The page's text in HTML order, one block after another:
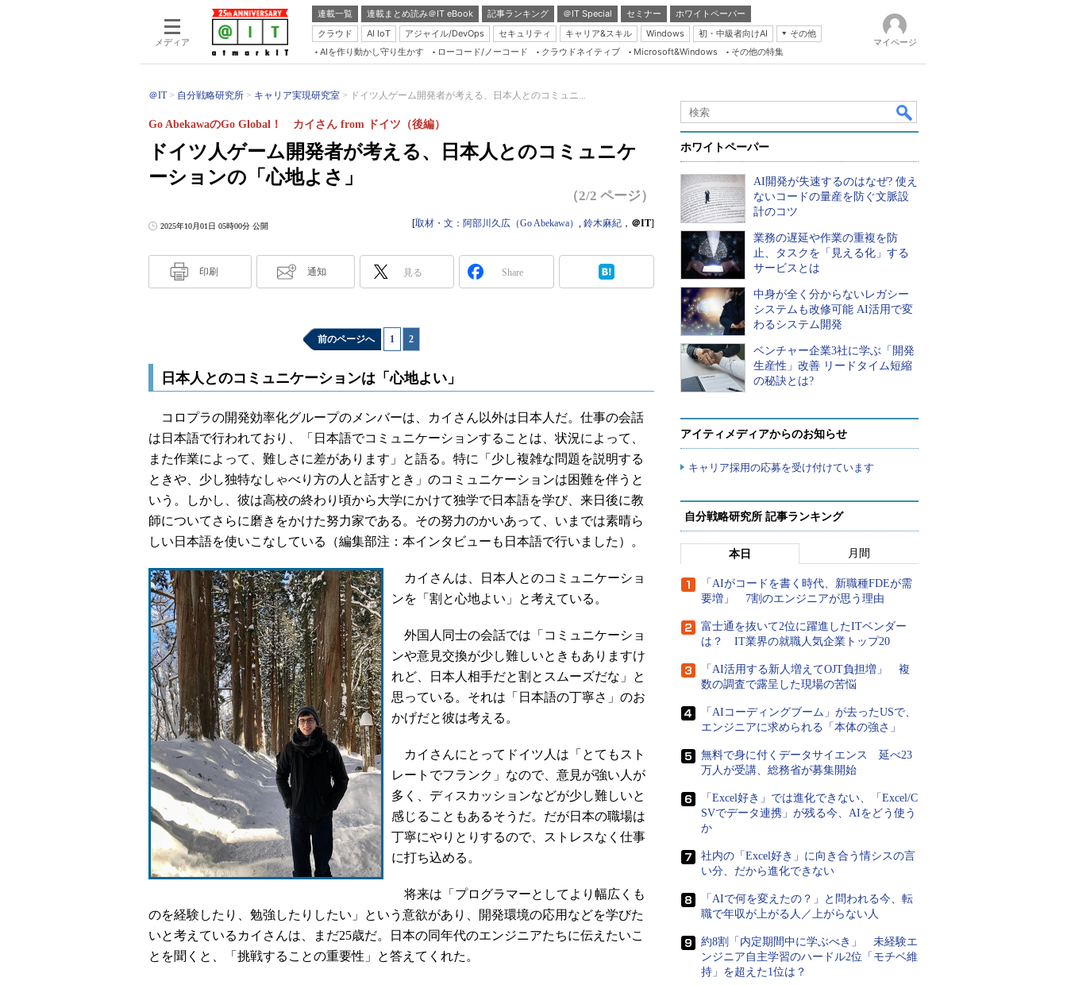
メディア
連載一覧 連載まとめ読み＠IT eBook 記事ランキング ＠IT Special セミナー
ホワイトペーパー
クラウド
AI IoT アジャイル/DevOps セキュリティ キャリア&スキル Windows 初・中級者向けAI
その他
Server & Storage
Java Agile
Database Expert
Master of IP Network
Security & Trust
Test & Tools
AIを作り動かし守り生かす ローコード/ノーコード クラウドネイティブ Microsoft&Windows その他の特集
マイページ
＠IT 自分戦略研究所 キャリア実現研究室 ドイツ人ゲーム開発者が考える、日本人とのコミュニ...
ドイツ人ゲーム開発者が考える、日本人とのコミュニケ
ーションの「心地よさ」
Go AbekawaのGo Global！ カイさん from ドイツ（後編）
（2/2 ページ）
2025年10月01日 05時00分 公開 [取材・文：阿部川久広（Go Abekawa） , 鈴木麻紀 ， ＠IT]
印刷 通知 見る Share
前のページへ 1 2
日本人とのコミュニケーションは「心地よい」
コロプラの開発効率化グループのメンバーは、カイさん以外は日本人だ。仕事の会話
は日本語で行われており、「日本語でコミュニケーションすることは、状況によって、
また作業によって、難しさに差があります」と語る。特に「少し複雑な問題を説明する
ときや、少し独特なしゃべり方の人と話すとき」のコミュニケーションは困難を伴うと
いう。しかし、彼は高校の終わり頃から大学にかけて独学で日本語を学び、来日後に教
師についてさらに磨きをかけた努力家である。その努力のかいあって、いまでは素晴ら
しい日本語を使いこなしている（編集部注：本インタビューも日本語で行いました）。
カイさんは、日本人とのコミュニケーショ
ンを「割と心地よい」と考えている。
外国人同士の会話では「コミュニケーショ
ンや意見交換が少し難しいときもありますけ
れど、日本人相手だと割とスムーズだな」と
思っている。それは「日本語の丁寧さ」のお
かげだと彼は考える。
カイさんにとってドイツ人は「とてもスト
レートでフランク」なので、意見が強い人が
多く、ディスカッションなどが少し難しいと
感じることもあるそうだ。だが日本の職場は
丁寧にやりとりするので、ストレスなく仕事
に打ち込める。
将来は「プログラマーとしてより幅広くも
のを経験したり、勉強したりしたい」という意欲があり、開発環境の応用などを学びた
いと考えているカイさんは、まだ25歳だ。日本の同年代のエンジニアたちに伝えたいこ
とを聞くと、「挑戦することの重要性」と答えてくれた。
ホワイトペーパー
AI開発が失速するのはなぜ? 使え
ないコードの量産を防ぐ文脈設
計のコツ
業務の遅延や作業の重複を防
止、タスクを「見える化」する
サービスとは
中身が全く分からないレガシー
システムも改修可能 AI活用で変
わるシステム開発
ベンチャー企業3社に学ぶ「開発
生産性」改善 リードタイム短縮
の秘訣とは?
アイティメディアからのお知らせ
キャリア採用の応募を受け付けています
自分戦略研究所 記事ランキング
本日 月間
「AIがコードを書く時代、新職種FDEが需
要増」 7割のエンジニアが思う理由
富士通を抜いて2位に躍進したITベンダー
は？ IT業界の就職人気企業トップ20
「AI活用する新人増えてOJT負担増」 複
数の調査で露呈した現場の苦悩
「AIコーディングブーム」が去ったUSで、
エンジニアに求められる「本体の強さ」
無料で身に付くデータサイエンス 延べ23
万人が受講、総務省が募集開始
「Excel好き」では進化できない、「Excel/C
SVでデータ連携」が残る今、AIをどう使う
か
社内の「Excel好き」に向き合う情シスの言
い分、だから進化できない
「AIで何を変えたの？」と問われる今、転
職で年収が上がる人／上がらない人
約8割「内定期間中に学ぶべき」 未経験エ
ンジニア自主学習のハードル2位「モチベ維
持」を超えた1位は？